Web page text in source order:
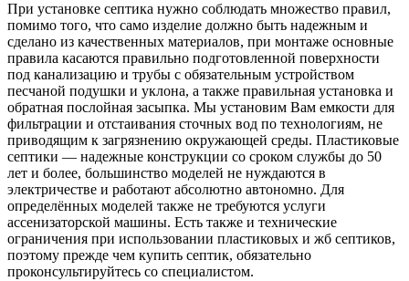
При установке септика нужно соблюдать множество правил,
помимо того, что само изделие должно быть надежным и
сделано из качественных материалов, при монтаже основные
правила касаются правильно подготовленной поверхности
под канализацию и трубы с обязательным устройством
песчаной подушки и уклона, а также правильная установка и
обратная послойная засыпка. Мы установим Вам емкости для
фильтрации и отстаивания сточных вод по технологиям, не
приводящим к загрязнению окружающей среды. Пластиковые
септики — надежные конструкции со сроком службы до 50
лет и более, большинство моделей не нуждаются в
электричестве и работают абсолютно автономно. Для
определённых моделей также не требуются услуги
ассенизаторской машины. Есть также и технические
ограничения при использовании пластиковых и жб септиков,
поэтому прежде чем купить септик, обязательно
проконсультируйтесь со специалистом.